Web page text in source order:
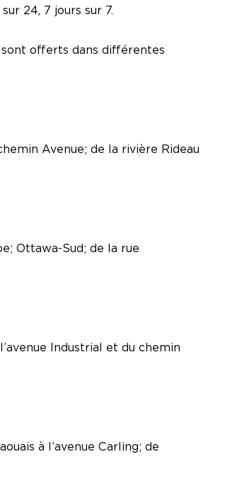
24, 7 jours sur 7.
sont offerts dans différentes
Avenue; de la rivière Rideau
Ottawa-Sud; de la rue
Industrial et du chemin
à l’avenue Carling; de